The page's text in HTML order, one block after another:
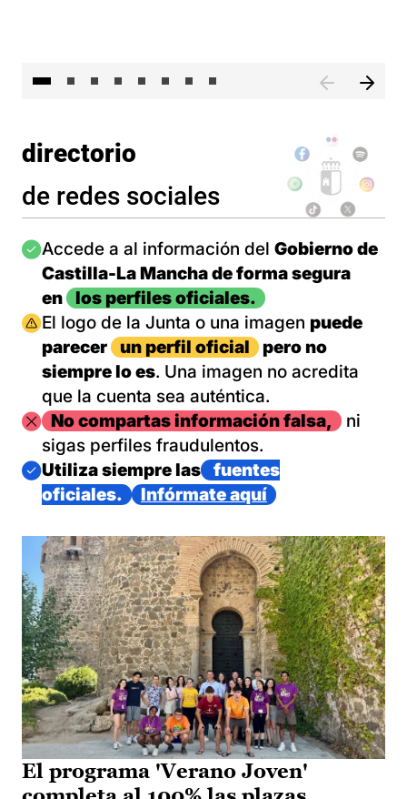
directorio
de redes sociales
Imagen
Accede a al información del Gobierno de
Castilla-La Mancha de forma segura
en
los perfiles oficiales.
Imagen
El logo de la Junta o una imagen puede
parecer
un perfil oficial
pero no
siempre lo es. Una imagen no acredita
que la cuenta sea auténtica.
ImagenNo compartas información falsa,
ni
sigas perfiles fraudulentos.
Imagen
Utiliza siempre las
fuentes
oficiales.
Infórmate aquí
El programa 'Verano Joven'